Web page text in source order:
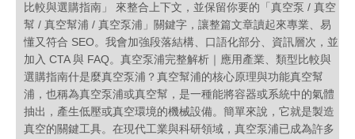
比較與選購指南」 來整合上下文，並保留你要的「真空泵 / 真空
幫 / 真空幫浦 / 真空泵浦」關鍵字，讓整篇文章讀起來專業、易
懂又符合 SEO。我會加強段落結構、口語化部分、資訊層次，並
加入 CTA 與 FAQ。真空泵浦完整解析｜應用產業、類型比較與
選購指南什是麼真空泵浦？真空幫浦的核心原理與功能真空幫
浦，也稱為真空泵浦或真空幫，是一種能將容器或系統中的氣體
抽出，產生低壓或真空環境的機械設備。簡單來說，它就是製造
真空的關鍵工具。在現代工業與科研領域，真空泵浦已成為許多